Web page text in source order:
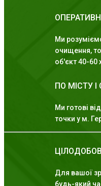
Ми
очищення,
об'єкт 40-60
ПО МІСТУ І
Ми готові
точки у м.
Для вашої
будь-який